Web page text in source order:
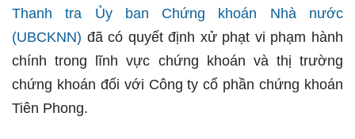
Thanh tra Ủy ban Chứng khoán Nhà nước
(UBCKNN) đã có quyết định xử phạt vi phạm hành
chính trong lĩnh vực chứng khoán và thị trường
chứng khoán đối với Công ty cổ phần chứng khoán
Tiên Phong.